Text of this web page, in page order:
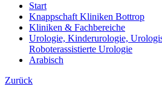
Start
Knappschaft Kliniken Bottrop
Kliniken & Fachbereiche
Urologie, Kinderurologie,
Roboterassistierte Urologie
Arabisch
Zurück